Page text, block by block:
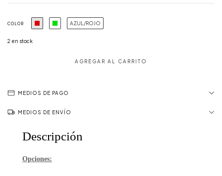
COLOR AZUL/ROJO
2 en stock
MEDIOS DE PAGO
MEDIOS DE ENVÍO
Descripción
Opciones: